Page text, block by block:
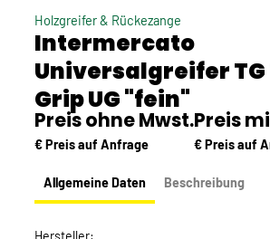
Intermercato
Universalgreifer
Grip UG "fein"
Holzgreifer & Rückezange
Preis ohne Mwst.
€ Preis auf Anfrage
Preis
€ Preis auf
Allgemeine Daten Beschreibung
Hersteller: